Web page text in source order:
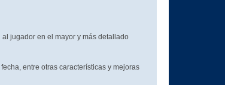
jugador en el mayor y más detallado
entre otras características y mejoras